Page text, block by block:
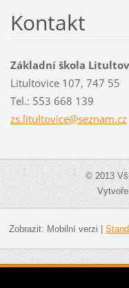
Kontakt
Základní škola
Litultovice 107, 747 55
Tel.: 553 668 139
zs.litultovice@seznam.cz
© 2013
Zobrazit: Mobilní verzi